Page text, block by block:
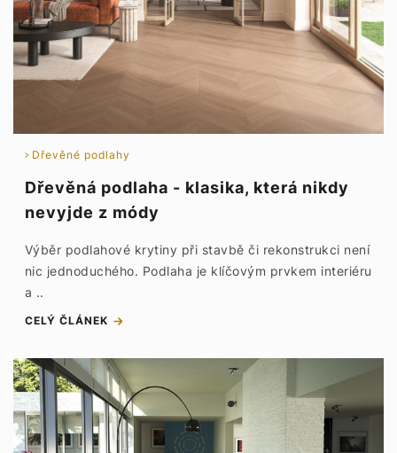
Dřevěné podlahy
Dřevěná podlaha - klasika, která nikdy
nevyjde z módy
Výběr podlahové krytiny při stavbě či rekonstrukci není
nic jednoduchého. Podlaha je klíčovým prvkem interiéru
a ..
CELÝ ČLÁNEK